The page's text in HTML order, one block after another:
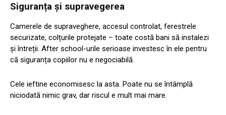
Siguranța și supravegerea
Camerele de supraveghere, accesul controlat, ferestrele
securizate, colțurile protejate – toate costă bani să instalezi
și întreții. After school-urile serioase investesc în ele pentru
că siguranța copiilor nu e negociabilă.
Cele ieftine economisesc la asta. Poate nu se întâmplă
niciodată nimic grav, dar riscul e mult mai mare.